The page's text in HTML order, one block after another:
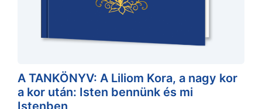
A TANKÖNYV: A Liliom Kora, a nagy kor
a kor után: Isten bennünk és mi